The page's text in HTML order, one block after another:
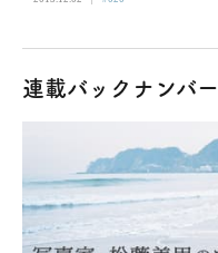
連載バックナンバー